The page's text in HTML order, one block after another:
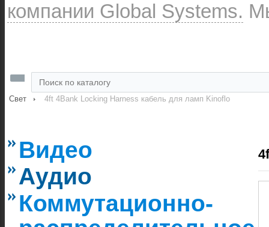
компании Global Systems.
Свет 4ft 4Bank Locking Harness кабель для ламп Kinoflo
Видео
Аудио
Коммутационно-